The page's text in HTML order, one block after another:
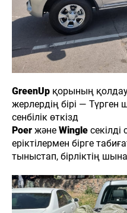
GreenUp қорының
жерлердің бірі —
сенбілік өткізд
Poer және Wingle секілді
еріктілермен бірге
тыныстап, бірліктің